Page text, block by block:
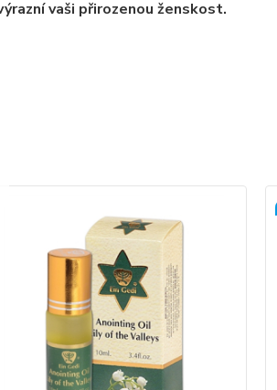
vaši přirozenou ženskost.